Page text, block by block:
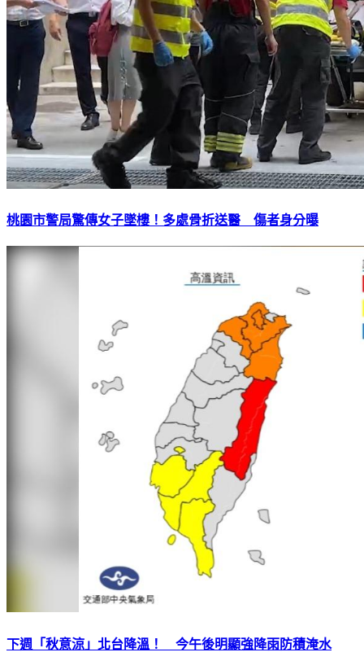
桃園市警局驚傳女子墜樓！多處骨折送醫 傷者身分曝
下週「秋意涼」北台降溫！ 今午後明顯強降雨防積淹水